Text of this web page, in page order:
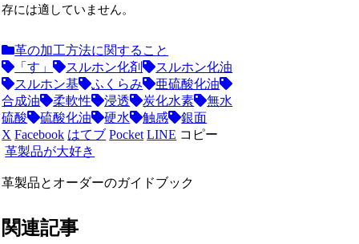
存には適していません。
革の加工方法に関すること
「す」
スルホン化剤
スルホン化油
スルホン基
ふくらみ
亜硫酸化油
合成油
柔軟性 浸透 炭化水素
無水
硫酸
硫酸化油 硬水 触感
銀面
X Facebook はてブ Pocket LINE コピー
革製品が大好き
革製品とオーダーのガイドブック
関連記事